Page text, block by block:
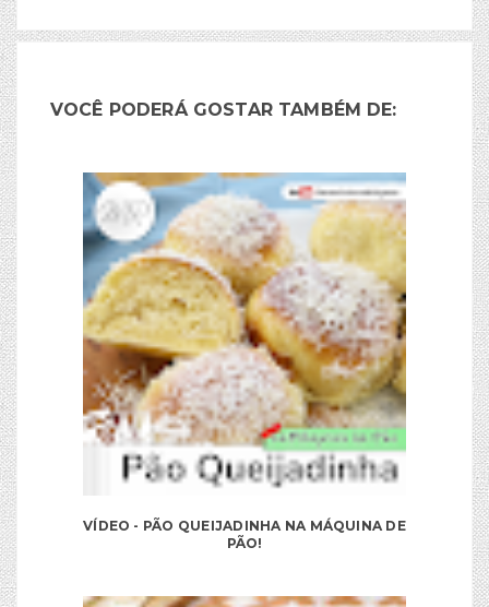
VOCÊ PODERÁ GOSTAR TAMBÉM DE:
VÍDEO - PÃO QUEIJADINHA NA MÁQUINA DE
PÃO!